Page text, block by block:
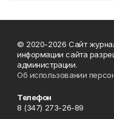
© 2020-2026 Сайт
информации сайта
администрации.
Об использовании
Телефон
8 (347) 273-26-89